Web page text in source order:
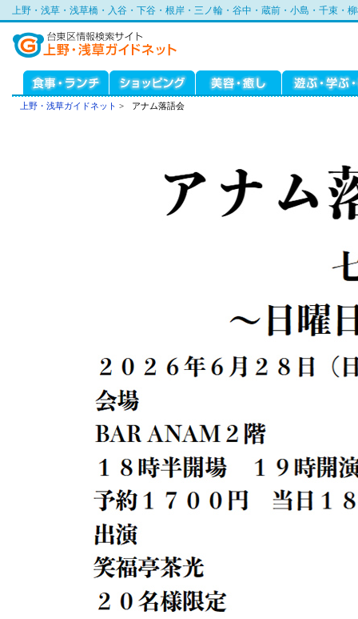
上野・浅草・浅草橋・入谷・下谷・根岸・三ノ輪・谷中・蔵前・小島・千束・
上野・浅草ガイドネット > アナム落語会